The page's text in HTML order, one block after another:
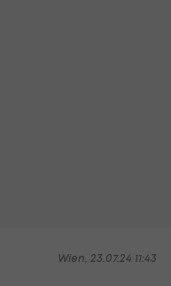
Wien, 23.07.24 11:43